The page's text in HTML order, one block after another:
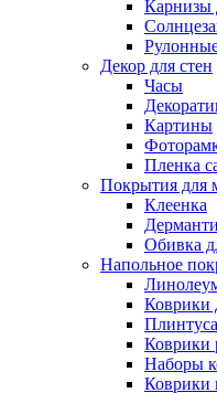
Карнизы
Декор для стен
Часы
Картины
Пленка
Покрытия для
Клеенка
Обивка
Напольное
Коврики
Коврики
Наборы
Коврики